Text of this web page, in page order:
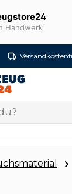
Handwerk
ab 99€